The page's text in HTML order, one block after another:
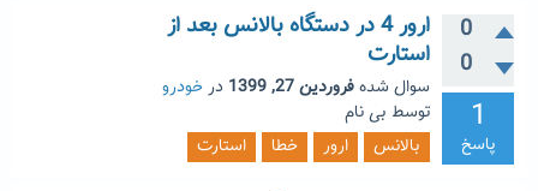
0
0
1
پاسخ
ارور 4 در دستگاه بالانس بعد از
استارت
سوال شدهفروردین 27, 1399 درخودرو
توسط بی نام
بالانس
ارور خطا استارت